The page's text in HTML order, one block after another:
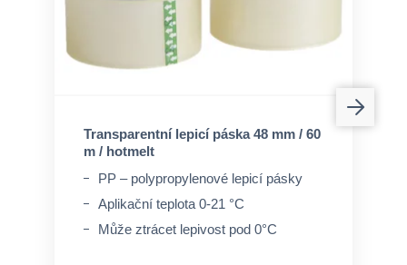
Transparentní lepicí páska 48 mm / 60
m / hotmelt
PP – polypropylenové lepicí pásky
Aplikační teplota 0-21 °C
Může ztrácet lepivost pod 0°C